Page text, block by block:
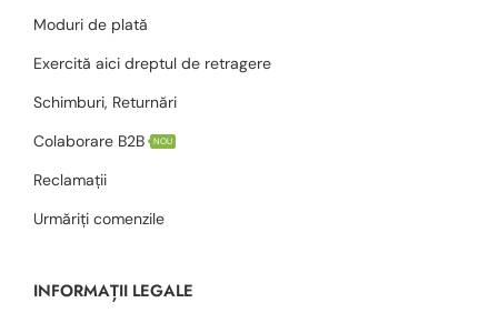
Moduri de plată
Exercită aici dreptul de retragere
Schimburi, Returnări
Colaborare B2B
NOU
Reclamații
Urmăriți comenzile
INFORMAȚII LEGALE